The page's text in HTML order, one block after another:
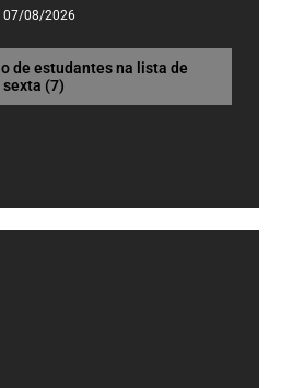
07/08/2026
de estudantes na lista de
(7)